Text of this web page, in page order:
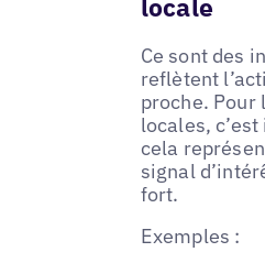
locale
Ce sont des
reflètent
proche. Pour
locales,
cela
signal
fort.
Exemples :